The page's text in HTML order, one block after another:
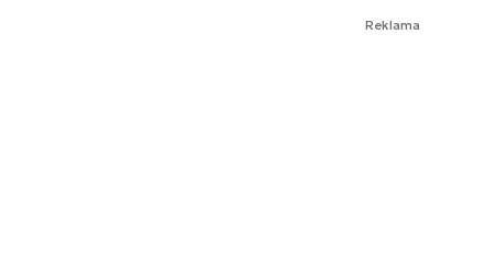
Reklama